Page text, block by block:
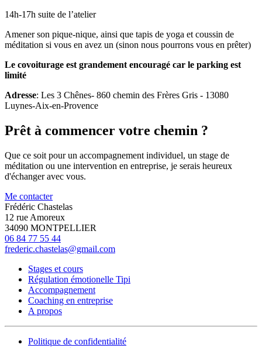
14h-17h suite de l’atelier
Amener son pique-nique, ainsi que tapis de yoga et coussin de
méditation si vous en avez un (sinon nous pourrons vous en prêter)
Le covoiturage est grandement encouragé car le parking est
limité
Adresse: Les 3 Chênes- 860 chemin des Frères Gris - 13080
Luynes-Aix-en-Provence
Prêt à commencer votre chemin ?
Que ce soit pour un accompagnement individuel, un stage de
méditation ou une intervention en entreprise, je serais heureux
d'échanger avec vous.
Me contacter
Frédéric Chastelas
12 rue Amoreux
34090 MONTPELLIER
06 84 77 55 44
frederic.chastelas@gmail.com
Stages et cours
Régulation émotionelle Tipi
Accompagnement
Coaching en entreprise
A propos
Politique de confidentialité